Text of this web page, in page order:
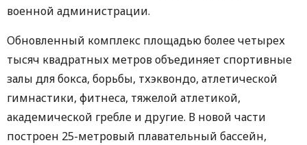
военной администрации.
Обновленный комплекс площадью более четырех
тысяч квадратных метров объединяет спортивные
залы для бокса, борьбы, тхэквондо, атлетической
гимнастики, фитнеса, тяжелой атлетикой,
академической гребле и другие. В новой части
построен 25-метровый плавательный бассейн,